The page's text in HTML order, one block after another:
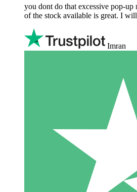
you dont do that excessive pop-
of the stock available is great. I
Imran